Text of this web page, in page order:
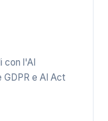
con l'AI
GDPR e AI Act